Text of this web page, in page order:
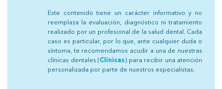
Este contenido tiene un carácter informativo y no
reemplaza la evaluación, diagnóstico ni tratamiento
realizado por un profesional de la salud dental. Cada
caso es particular, por lo que, ante cualquier duda o
síntoma, te recomendamos acudir a una de nuestras
clínicas dentales ( Clínicas ) para recibir una atención
personalizada por parte de nuestros especialistas.